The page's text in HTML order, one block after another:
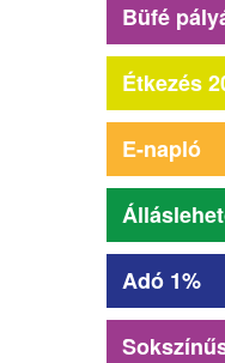
Büfé
Étkezés
E-napló
Adó 1%